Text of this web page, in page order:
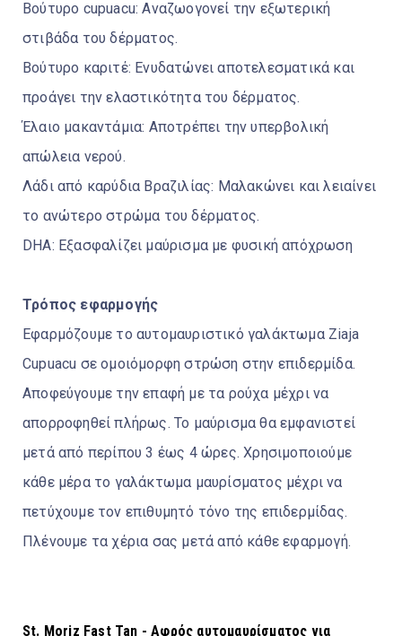
Βούτυρο cupuacu: Αναζωογονεί την εξωτερική
στιβάδα του δέρματος.
Βούτυρο καριτέ: Ενυδατώνει αποτελεσματικά και
προάγει την ελαστικότητα του δέρματος.
Έλαιο μακαντάμια: Αποτρέπει την υπερβολική
απώλεια νερού.
Λάδι από καρύδια Βραζιλίας: Μαλακώνει και λειαίνει
το ανώτερο στρώμα του δέρματος.
DHA: Εξασφαλίζει μαύρισμα με φυσική απόχρωση
Τρόπος εφαρμογής
Εφαρμόζουμε το αυτομαυριστικό γαλάκτωμα Ziaja
Cupuacu σε ομοιόμορφη στρώση στην επιδερμίδα.
Αποφεύγουμε την επαφή με τα ρούχα μέχρι να
απορροφηθεί πλήρως. Το μαύρισμα θα εμφανιστεί
μετά από περίπου 3 έως 4 ώρες. Χρησιμοποιούμε
κάθε μέρα το γαλάκτωμα μαυρίσματος μέχρι να
πετύχουμε τον επιθυμητό τόνο της επιδερμίδας.
Πλένουμε τα χέρια σας μετά από κάθε εφαρμογή.
St. Moriz Fast Tan - Αφρός αυτομαυρίσματος για